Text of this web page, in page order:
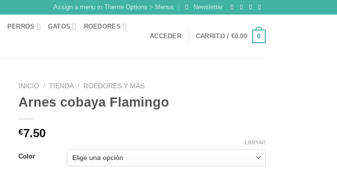
Assign a menu in Theme Options > Menus Newsletter
PERROS GATOS ROEDORES
ACCEDER CARRITO / €0.00 0
INICIO / TIENDA / ROEDORES Y MÁS
Arnes cobaya Flamingo
€7.50
Color
LIMPIAR